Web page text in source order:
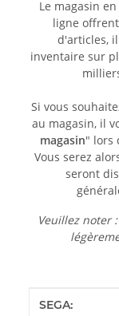
Le magasin
ligne
d'articles,
inventaire sur
Si vous
au magasin, il
magasin" lors
Vous serez
seront
Veuillez noter
Détails de
Valeur
SEGA: